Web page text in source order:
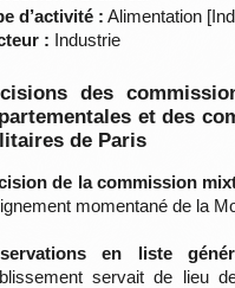
d’activité : Alimentation
: Industrie
des
et des
de Paris
de la commission
momentané de la
en liste
servait de lieu